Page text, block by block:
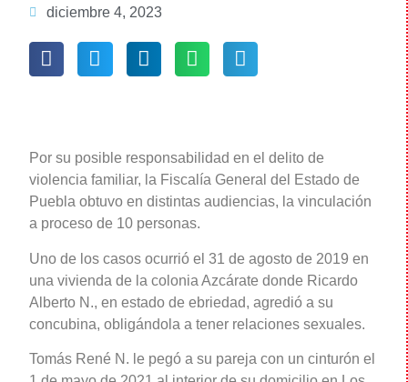
diciembre 4, 2023
Por su posible responsabilidad en el delito de
violencia familiar, la Fiscalía General del Estado de
Puebla obtuvo en distintas audiencias, la vinculación
a proceso de 10 personas.
Uno de los casos ocurrió el 31 de agosto de 2019 en
una vivienda de la colonia Azcárate donde Ricardo
Alberto N., en estado de ebriedad, agredió a su
concubina, obligándola a tener relaciones sexuales.
Tomás René N. le pegó a su pareja con un cinturón el